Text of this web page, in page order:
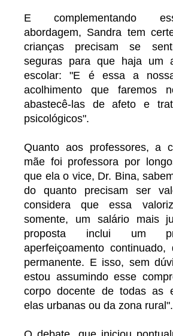
E complementando
abordagem, Sandra tem
crianças precisam se
seguras para que haja um
escolar: "E é essa a
acolhimento que faremos
abastecê-las de afeto e
psicológicos".
Quanto aos professores, a
mãe foi professora por
que ela o vice, Dr. Bina,
do quanto precisam ser
considera que essa
somente, um salário mais
proposta inclui um
aperfeiçoamento continuado,
permanente. E isso, sem
estou assumindo esse
corpo docente de todas as
elas urbanas ou da zona rural".